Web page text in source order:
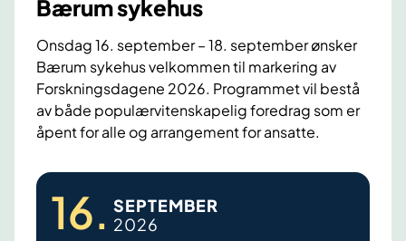
Bærum sykehus
Onsdag 16. september – 18. september ønsker
Bærum sykehus velkommen til markering av
Forskningsdagene 2026. Programmet vil bestå
av både populærvitenskapelig foredrag som er
åpent for alle og arrangement for ansatte.
F
16. SEPTEMBER
2026